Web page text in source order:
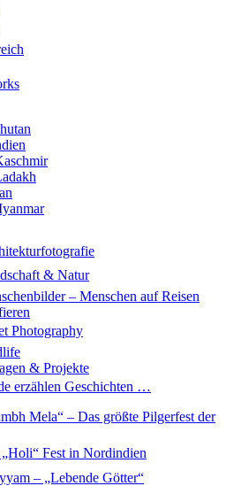
& Natur
– Menschen auf Reisen
Photography
& Projekte
erzählen Geschichten …
Mela“ – Das größte Pilgerfest der
Fest in Nordindien
– „Lebende Götter“